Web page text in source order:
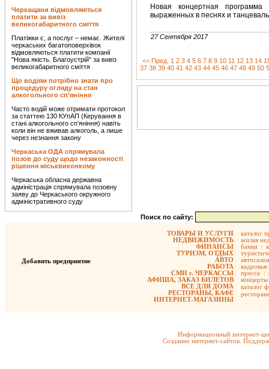
Черкащани відмовляються
платити за вивіз
великогабаритного сміття
Платіжки є, а послуг – немає. Жителі
черкаських багатоповерхівок
відмовляються платити компанії
"Нова якість. Благоустрій" за вивіз
великогабаритного сміття
Що водіям потрібно знати про
процедуру огляду на стан
алкогольного сп’яніння
Часто водій може отримати протокол
за статтею 130 КУпАП (Керування в
стані алкогольного сп’яніння) навіть
коли він не вживав алкоголь, а лише
через незнання закону
Черкаська ОДА спрямувала
позов до суду щодо незаконності
рішення міськвиконкому
Черкаська обласна державна
адміністрація спрямувала позовну
заяву до Черкаського окружного
адміністративного суду
Новая концертная
выраженных в песнях и
27 Сентября 2017
<< Пред. 1 2 3 4 5 6 7 8 9 10 11 12 13 14
37 38 39 40 41 42 43 44 45 46 47 48 49 50
Поиск по сайту:
Добавить предприятие
ТОВАРЫ И УСЛУГИ
НЕДВИЖИМОСТЬ
ФИНАНСЫ
ТУРИЗМ, ОТДЫХ
АВТО
РАБОТА
СМИ г. ЧЕРКАССЫ
АФИША, ЗАКАЗ БИЛЕТОВ
ВСЕ ДЛЯ ДОМА
РЕСТОРАНЫ, КАФЕ
ИНТЕРНЕТ-МАГАЗИНЫ
каталог
жилая
банки |
кадровые
пресса |
концерты
каталог
Информационный интернет-
Создание интернет-сайтов.